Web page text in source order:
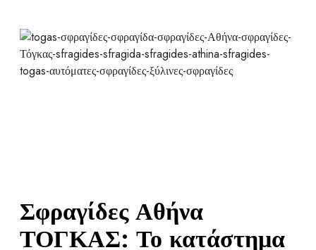
Σφραγίδες Αθήνα
ΤΟΓΚΑΣ: Το κατάστημα